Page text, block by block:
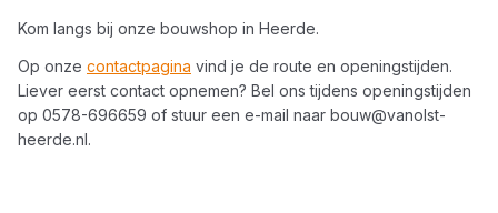
Kom langs bij onze bouwshop in Heerde.
Op onze contactpagina vind je de route en openingstijden.
Liever eerst contact opnemen? Bel ons tijdens openingstijden
op 0578-696659 of stuur een e-mail naar bouw@vanolst-
heerde.nl.